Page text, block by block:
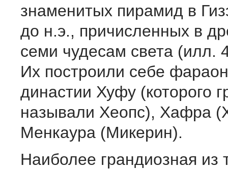
знаменитых пирамид в
до н.э., причисленных в
семи чудесам света (илл.
Их построили себе
династии Хуфу (которого
называли Хеопс), Хафра
Менкаура (Микерин).
Наиболее грандиозная из